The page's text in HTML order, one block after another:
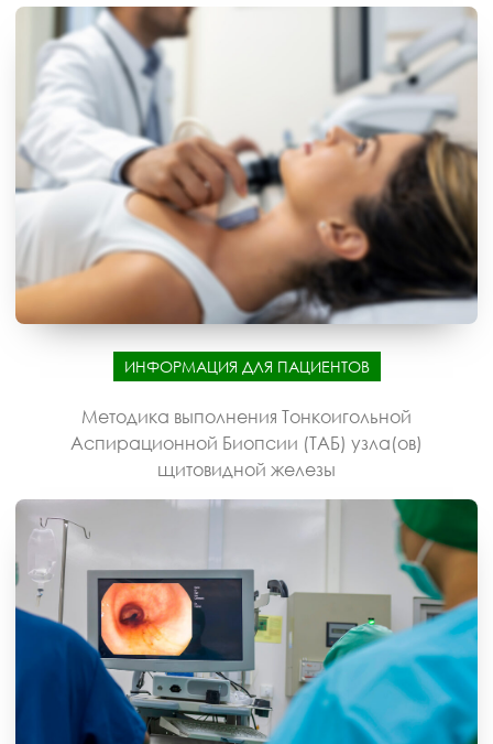
ИНФОРМАЦИЯ ДЛЯ ПАЦИЕНТОВ
Методика выполнения Тонкоигольной
Аспирационной Биопсии (ТАБ) узла(ов)
щитовидной железы